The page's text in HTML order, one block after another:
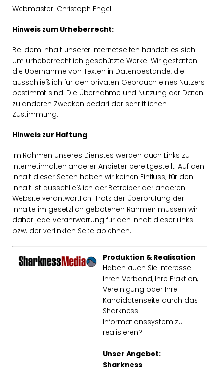
Webmaster: Christoph Engel
Hinweis zum Urheberrecht:
Bei dem Inhalt unserer Internetseiten handelt es sich
um urheberrechtlich geschützte Werke. Wir gestatten
die Übernahme von Texten in Datenbestände, die
ausschließlich für den privaten Gebrauch eines Nutzers
bestimmt sind. Die Übernahme und Nutzung der Daten
zu anderen Zwecken bedarf der schriftlichen
Zustimmung.
Hinweis zur Haftung
Im Rahmen unseres Dienstes werden auch Links zu
Internetinhalten anderer Anbieter bereitgestellt. Auf den
Inhalt dieser Seiten haben wir keinen Einfluss; für den
Inhalt ist ausschließlich der Betreiber der anderen
Website verantwortlich. Trotz der Überprüfung der
Inhalte im gesetzlich gebotenen Rahmen müssen wir
daher jede Verantwortung für den Inhalt dieser Links
bzw. der verlinkten Seite ablehnen.
Produktion & Realisation
Haben auch Sie Interesse
Ihren Verband, Ihre Fraktion,
Vereinigung oder Ihre
Kandidatenseite durch das
Sharkness
Informationssystem zu
realisieren?
Unser Angebot:
Sharkness